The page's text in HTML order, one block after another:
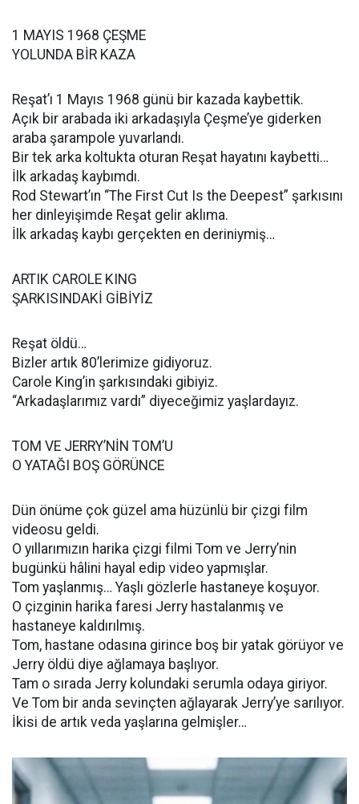
1 MAYIS 1968 ÇEŞME
YOLUNDA BİR KAZA
Reşat’ı 1 Mayıs 1968 günü bir kazada kaybettik.
Açık bir arabada iki arkadaşıyla Çeşme’ye giderken
araba şarampole yuvarlandı.
Bir tek arka koltukta oturan Reşat hayatını kaybetti…
İlk arkadaş kaybımdı.
Rod Stewart’ın “The First Cut Is the Deepest” şarkısını
her dinleyişimde Reşat gelir aklıma.
İlk arkadaş kaybı gerçekten en deriniymiş…
ARTIK CAROLE KING
ŞARKISINDAKİ GİBİYİZ
Reşat öldü…
Bizler artık 80’lerimize gidiyoruz.
Carole King’in şarkısındaki gibiyiz.
“Arkadaşlarımız vardı” diyeceğimiz yaşlardayız.
TOM VE JERRY’NİN TOM’U
O YATAĞI BOŞ GÖRÜNCE
Dün önüme çok güzel ama hüzünlü bir çizgi film
videosu geldi.
O yıllarımızın harika çizgi filmi Tom ve Jerry’nin
bugünkü hâlini hayal edip video yapmışlar.
Tom yaşlanmış… Yaşlı gözlerle hastaneye koşuyor.
O çizginin harika faresi Jerry hastalanmış ve
hastaneye kaldırılmış.
Tom, hastane odasına girince boş bir yatak görüyor ve
Jerry öldü diye ağlamaya başlıyor.
Tam o sırada Jerry kolundaki serumla odaya giriyor.
Ve Tom bir anda sevinçten ağlayarak Jerry’ye sarılıyor.
İkisi de artık veda yaşlarına gelmişler…